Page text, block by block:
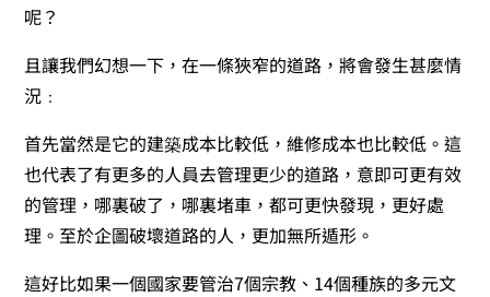
呢？
且讓我們幻想一下，在一條狹窄的道路，將會發生甚麼情
況﹕
首先當然是它的建築成本比較低，維修成本也比較低。這
也代表了有更多的人員去管理更少的道路，意即可更有效
的管理，哪裏破了，哪裏堵車，都可更快發現，更好處
理。至於企圖破壞道路的人，更加無所遁形。
這好比如果一個國家要管治7個宗教、14個種族的多元文